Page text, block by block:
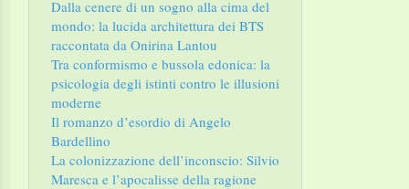
Dalla cenere di un sogno alla cima del
mondo: la lucida architettura dei BTS
raccontata da Onirina Lantou
Tra conformismo e bussola edonica: la
psicologia degli istinti contro le illusioni
moderne
Il romanzo d’esordio di Angelo
Bardellino
La colonizzazione dell’inconscio: Silvio
Maresca e l’apocalisse della ragione